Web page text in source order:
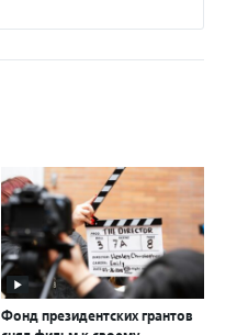
Фонд президентских грантов